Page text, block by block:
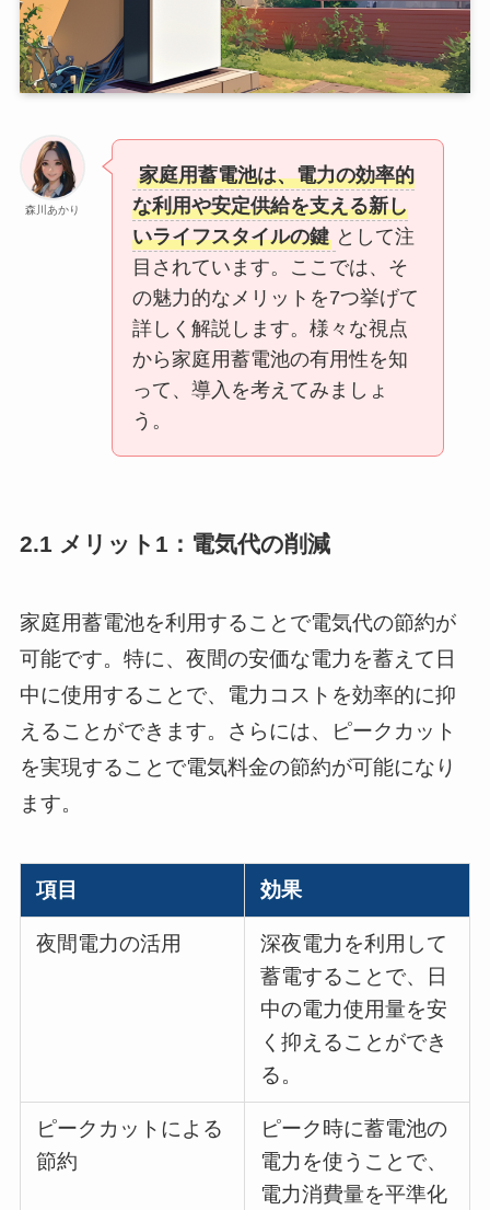
森川あかり
家庭用蓄電池は、電力の効率的
な利用や安定供給を支える新し
いライフスタイルの鍵 として注
目されています。ここでは、そ
の魅力的なメリットを7つ挙げて
詳しく解説します。様々な視点
から家庭用蓄電池の有用性を知
って、導入を考えてみましょ
う。
2.1 メリット1：電気代の削減
家庭用蓄電池を利用することで電気代の節約が
可能です。特に、夜間の安価な電力を蓄えて日
中に使用することで、電力コストを効率的に抑
えることができます。さらには、ピークカット
を実現することで電気料金の節約が可能になり
ます。
項目 効果
夜間電力の活用
深夜電力を利用して
蓄電することで、日
中の電力使用量を安
く抑えることができ
る。
ピークカットによる
節約
ピーク時に蓄電池の
電力を使うことで、
電力消費量を平準化